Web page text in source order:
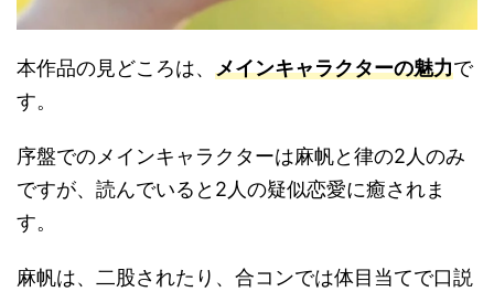
本作品の見どころは、 メインキャラクターの魅力で
す。
序盤でのメインキャラクターは麻帆と律の2人のみ
ですが、読んでいると 2人の疑似恋愛に癒されま
す。
麻帆は、二股されたり、合コンでは体目当てで口説